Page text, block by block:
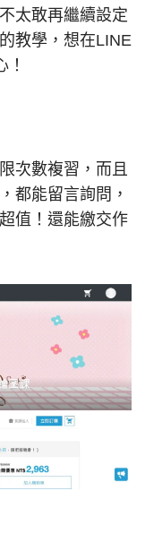
太敢再繼續設定
教學，想在LINE
次數複習，而且
都能留言詢問，
值！還能繳交作